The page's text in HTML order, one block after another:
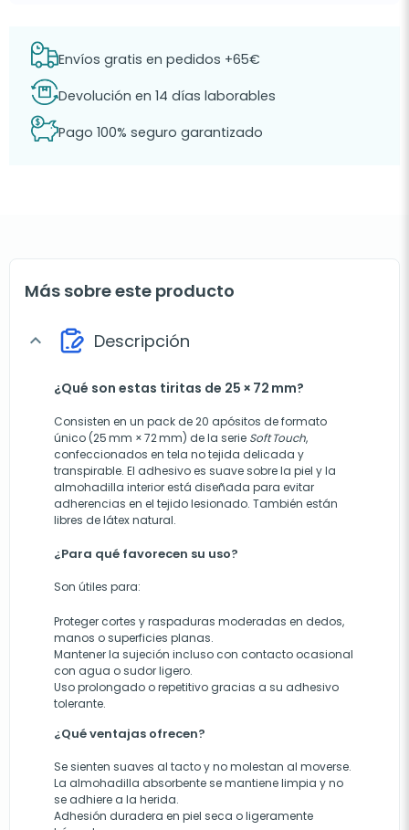
Envíos gratis en pedidos +65€
Devolución en 14 días laborables
Pago 100% seguro garantizado
Más sobre este producto
expand_more Descripción
¿Qué son estas tiritas de 25 × 72 mm?
Consisten en un pack de 20 apósitos de formato
único (25 mm × 72 mm) de la serie Soft Touch,
confeccionados en tela no tejida delicada y
transpirable. El adhesivo es suave sobre la piel y la
almohadilla interior está diseñada para evitar
adherencias en el tejido lesionado. También están
libres de látex natural.
¿Para qué favorecen su uso?
Son útiles para:
Proteger cortes y raspaduras moderadas en dedos,
manos o superficies planas.
Mantener la sujeción incluso con contacto ocasional
con agua o sudor ligero.
Uso prolongado o repetitivo gracias a su adhesivo
tolerante.
¿Qué ventajas ofrecen?
Se sienten suaves al tacto y no molestan al moverse.
La almohadilla absorbente se mantiene limpia y no
se adhiere a la herida.
Adhesión duradera en piel seca o ligeramente